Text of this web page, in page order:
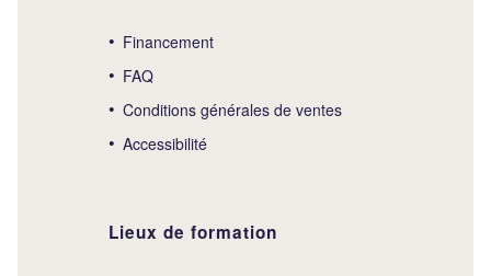
Financement
FAQ
Conditions générales de ventes
Accessibilité
Lieux de formation